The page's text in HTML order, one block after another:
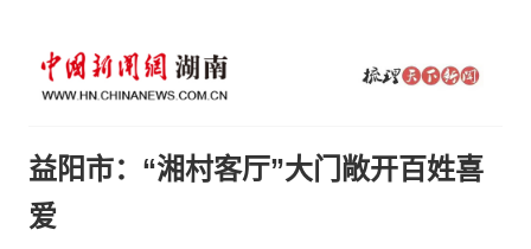
益阳市：“湘村客厅”大门敞开百姓喜
爱